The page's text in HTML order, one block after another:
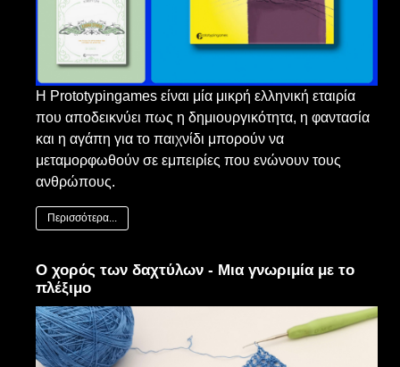
Η Prototypingames είναι μία μικρή ελληνική εταιρία
που αποδεικνύει πως η δημιουργικότητα, η φαντασία
και η αγάπη για το παιχνίδι μπορούν να
μεταμορφωθούν σε εμπειρίες που ενώνουν τους
ανθρώπους.
Περισσότερα...
Ο χορός των δαχτύλων - Μια γνωριμία με το
πλέξιμο